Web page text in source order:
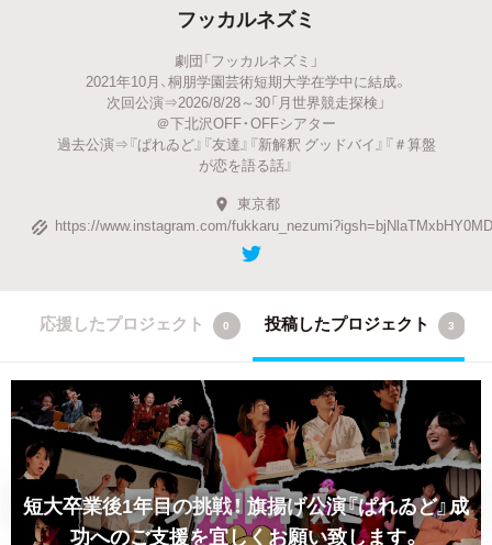
フッカルネズミ
劇団「フッカルネズミ」
2021年10月、桐朋学園芸術短期大学在学中に結成。
次回公演⇒2026/8/28～30「月世界競走探検」
＠下北沢OFF・OFFシアター
過去公演⇒『ぱれゐど』『友達』『新解釈 グッドバイ』『＃算盤
が恋を語る話』
東京都
https://www.instagram.com/
応援したプロジェクト 0 投稿したプロジェクト 3
短大卒業後1年目の挑戦！ 旗揚げ公演『ぱれゐど』成
功へのご支援を宜しくお願い致します。